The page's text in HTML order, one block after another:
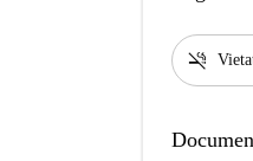
smoke_free